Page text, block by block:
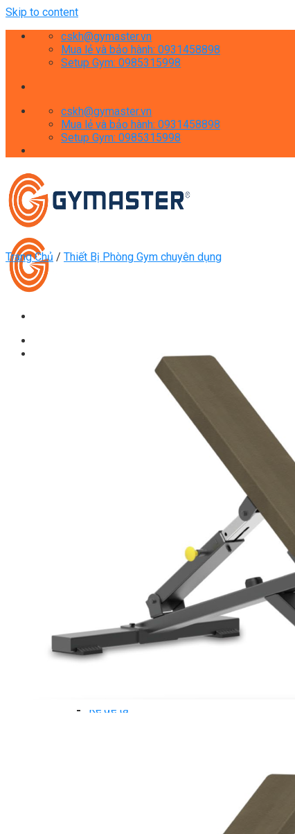
Skip to content
cskh@gymaster.vn
Mua lẻ và bảo hành: 0931458898
Setup Gym: 0985315998
cskh@gymaster.vn
Mua lẻ và bảo hành: 0931458898
Setup Gym: 0985315998
Máy Tập Thể Dục ( Cardio )
Ghế Tập Đa Năng
Khung Tập Tạ Rời
Dàn Tập Thể Lực 360
Máy tập Home Gym
Dụng Cụ Tập Gym
Giàn Tạ Đa Năng
Ghế Tập Bụng
Kệ để tạ
Xe đạp ngồi có tựa lưng Spirit
Trang Chủ / Thiết Bị Phòng Gym chuyên dụng